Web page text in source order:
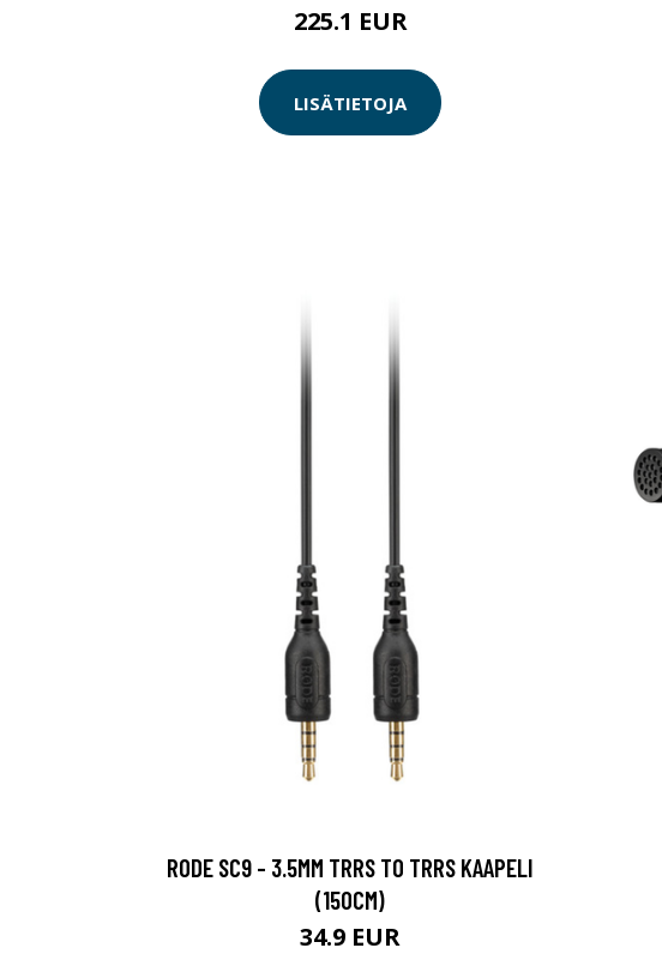
225.1 EUR
LISÄTIETOJA
RODE SC9 - 3.5MM TRRS TO TRRS KAAPELI
(150CM)
34.9 EUR